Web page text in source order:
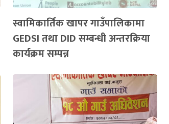
स्वामिकार्तिक खापर गाउँपालिकामा
GEDSI तथा DID सम्बन्धी अन्तरक्रिया
कार्यक्रम सम्पन्न